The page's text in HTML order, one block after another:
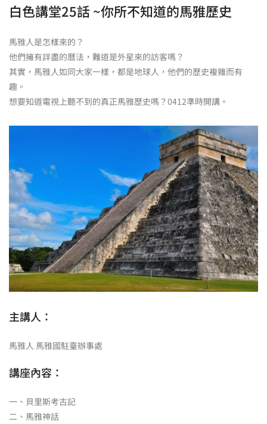
白色講堂25話 ~你所不知道的馬雅歷史
馬雅人是怎樣來的？
他們擁有詳盡的曆法，難道是外星來的訪客嗎？
其實，馬雅人如同大家一樣，都是地球人，他們的歷史複雜而有
趣。
想要知道電視上聽不到的真正馬雅歷史嗎？0412準時開講。
主講人：
馬雅人 馬雅國駐臺辦事處
講座內容：
一、貝里斯考古記
二、馬雅神話